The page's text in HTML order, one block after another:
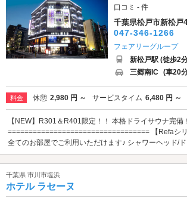
口コミ - 件
千葉県松戸市新松戸
047-346-1266
フェアリーグループ
新松戸駅 (徒歩2
三郷南IC (車20
料金 休憩 2,980 円 ～ サービスタイム 6,480 円 ～
【NEW】R301＆R401限定！！ 本格ドライサウナ完備
================================== 【Refaシ
全てのお部屋でご利用いただけます♪ シャワーヘッド/
千葉県 市川市塩浜
ホテル ラセーヌ